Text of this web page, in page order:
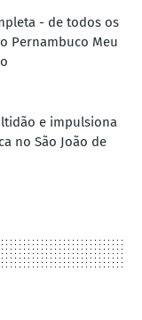
- de todos os
Pernambuco Meu
e impulsiona
no São João de